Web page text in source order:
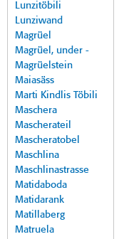
Lunzitöbili
Lunziwand
Magrüel
Magrüel, under -
Magrüelstein
Maiasäss
Marti Kindlis Töbili
Maschera
Mascherateil
Mascheratobel
Maschlina
Maschlinastrasse
Matidaboda
Matidarank
Matillaberg
Matruela